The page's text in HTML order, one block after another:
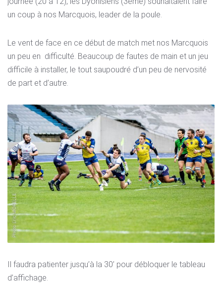
un coup à nos Marcquois, leader de la poule.
Le vent de face en ce début de match met nos Marcquois
un peu en difficulté. Beaucoup de fautes de main et un jeu
difficile à installer, le tout saupoudré d’un peu de nervosité
de part et d’autre.
Il faudra patienter jusqu’à la 30’ pour débloquer le tableau
d’affichage.